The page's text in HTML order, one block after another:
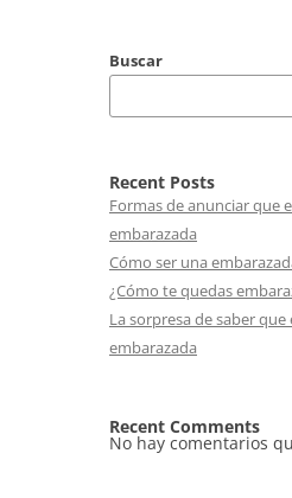
Buscar
Recent Posts
Formas de anunciar que
embarazada
Cómo ser una
¿Cómo te quedas
La sorpresa de saber que
embarazada
Recent Comments
No hay comentarios